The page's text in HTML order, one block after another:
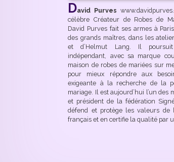
David Purves
célèbre Créateur de Robes de
David Purves fait ses armes à
des grands maîtres, dans les
et d’Helmut Lang. Il
indépendant, avec sa marque
maison de robes de mariées sur
pour mieux répondre aux
exigeante à la recherche de la
mariage. Il est aujourd’hui l’un des
et président de la fédération
défend et protège les valeurs de
français et en certifie la qualité par